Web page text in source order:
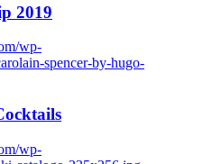
2019
wp-
spencer-by-hugo-
wp-